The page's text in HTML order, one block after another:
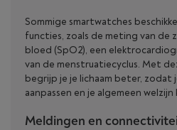
Sommige smartwatches
functies, zoals de meting van de
bloed (SpO2), een
van de menstruatiecyclus. Met
begrijp je je lichaam beter, zodat
aanpassen en je algemeen
Meldingen en